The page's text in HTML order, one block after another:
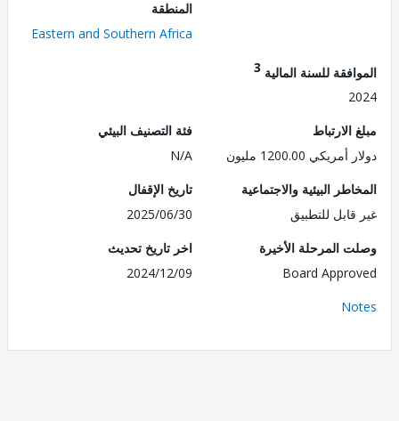
Eastern and Southern Africa
للسنة المالية3
1200.00 مليون
فئة التصنيف البيئي
N/A
البيئية والاجتماعية
للتطبيق
تاريخ الإقفال
2025/06/30
المرحلة الأخيرة
Board
اخر تاريخ تحديث
2024/12/09